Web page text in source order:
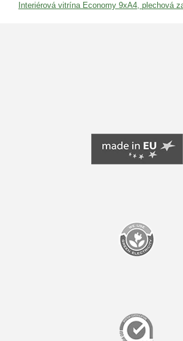
Interiérová vitrína Economy 9xA4, plechová